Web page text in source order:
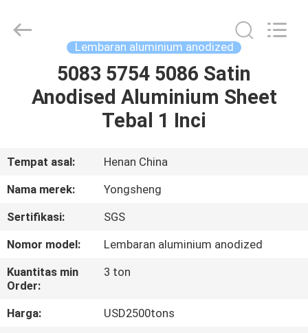
RUMAH
TENTANG
KAMI
TUR
PABRIK
KONTROL
KUALITAS
Industry
Co.,Ltd..
Lembaran aluminium anodized
5083 5754 5086 Satin
Anodised Aluminium Sheet
Tebal 1 Inci
Tempat asal:
Henan China
Nama merek:
Yongsheng
Sertifikasi:
SGS
Nomor model:
Lembaran aluminium anodized
Kuantitas min
Order:
3 ton
Harga:
USD2500tons